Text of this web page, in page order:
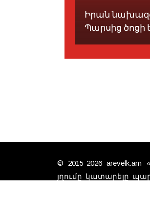
Իրան
Պարսից ծոցի
© 2015-2026
յղումը կատարելը